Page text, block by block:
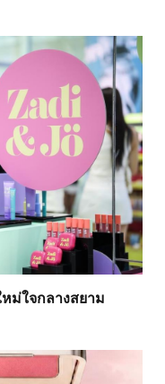
หม่ใจกลางสยาม